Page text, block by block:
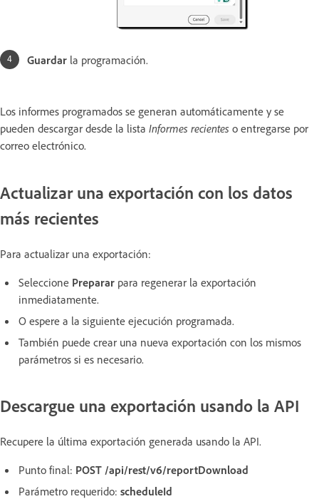
Guardar la programación.
Los informes programados se generan automáticamente y se
pueden descargar desde la lista Informes recientes o entregarse por
correo electrónico.
Actualizar una exportación con los datos
más recientes
Para actualizar una exportación:
Seleccione Preparar para regenerar la exportación
inmediatamente.
O espere a la siguiente ejecución programada.
También puede crear una nueva exportación con los mismos
parámetros si es necesario.
Descargue una exportación usando la API
Recupere la última exportación generada usando la API.
Punto final: POST /api/rest/v6/reportDownload
Parámetro requerido: scheduleId